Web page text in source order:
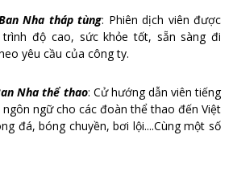
Nha tháp tùng: Phiên dịch viên được
độ cao, sức khỏe tốt, sẵn sàng đi
yêu cầu của công ty.
Nha thể thao: Cử hướng dẫn viên tiếng
ngữ cho các đoàn thể thao đến Việt
đá, bóng chuyền, bơi lội....Cùng một số